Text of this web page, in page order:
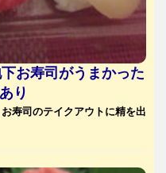
お寿司がうまかった
り
寿司のテイクアウトに精を出